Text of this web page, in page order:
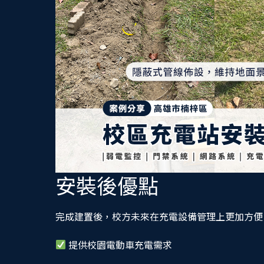
安裝後優點
完成建置後，校方未來在充電設備管理上更加方
提供校園電動車充電需求